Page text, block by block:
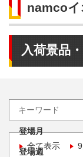
namcoイ
入荷景品
登場月
全て表示
登場週